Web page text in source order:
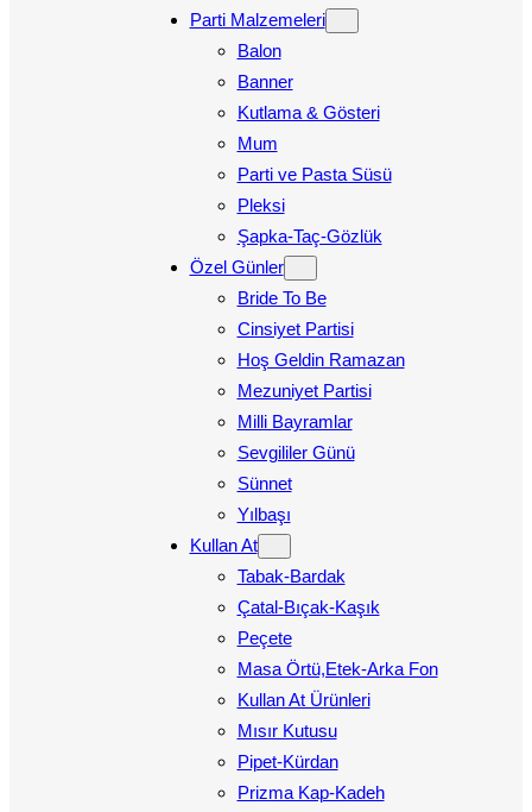
Parti Malzemeleri
Balon
Banner
Kutlama & Gösteri
Mum
Parti ve Pasta Süsü
Pleksi
Şapka-Taç-Gözlük
Özel Günler
Bride To Be
Cinsiyet Partisi
Hoş Geldin Ramazan
Mezuniyet Partisi
Milli Bayramlar
Sevgililer Günü
Sünnet
Yılbaşı
Kullan At
Tabak-Bardak
Çatal-Bıçak-Kaşık
Peçete
Masa Örtü,Etek-Arka Fon
Kullan At Ürünleri
Mısır Kutusu
Pipet-Kürdan
Prizma Kap-Kadeh